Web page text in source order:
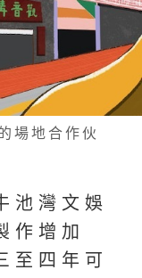
場地合作伙
池灣文娛
作增加
至四年可